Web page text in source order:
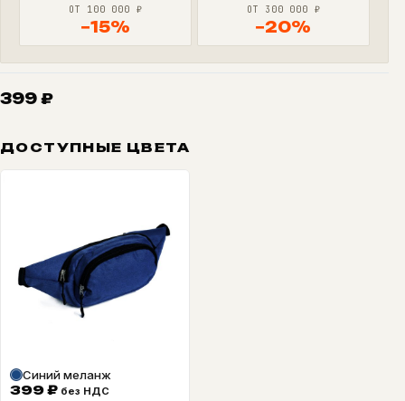
ОТ 100 000 ₽
−15%
ОТ 300 000 ₽
−20%
399 ₽
ДОСТУПНЫЕ ЦВЕТА
Синий меланж
399₽ без НДС